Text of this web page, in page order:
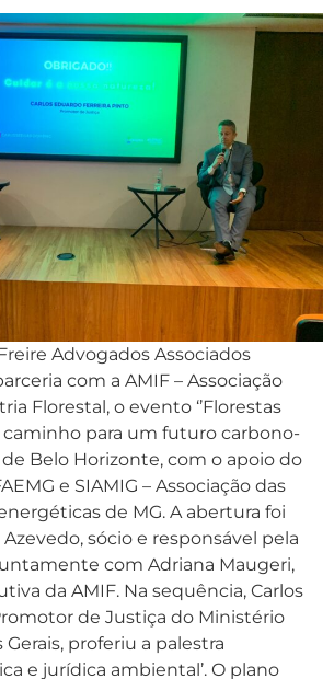
Advogados Associados
com a AMIF – Associação
Florestal, o evento ‘’Florestas
caminho para um futuro carbono-
de Belo Horizonte, com o apoio do
e SIAMIG – Associação das
de MG. A abertura foi
sócio e responsável pela
com Adriana Maugeri,
da AMIF. Na sequência, Carlos
de Justiça do Ministério
proferiu a palestra
e jurídica ambiental’. O plano